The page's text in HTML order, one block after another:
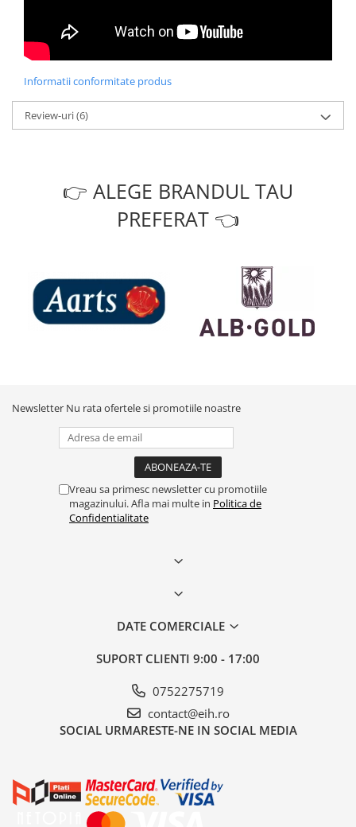
Informatii conformitate produs
Review-uri(6)
👉 ALEGE BRANDUL TAU
PREFERAT 👈
Newsletter Nu rata ofertele si promotiile noastre
Vreau sa primesc newsletter cu promotiile
magazinului. Afla mai multe in Politica de
Confidentialitate
DATE COMERCIALE
SUPORT CLIENTI 9:00 - 17:00
0752275719
contact@eih.ro
SOCIAL URMARESTE-NE IN SOCIAL MEDIA